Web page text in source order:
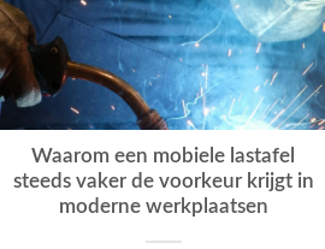
Waarom een mobiele lastafel
steeds vaker de voorkeur krijgt in
moderne werkplaatsen